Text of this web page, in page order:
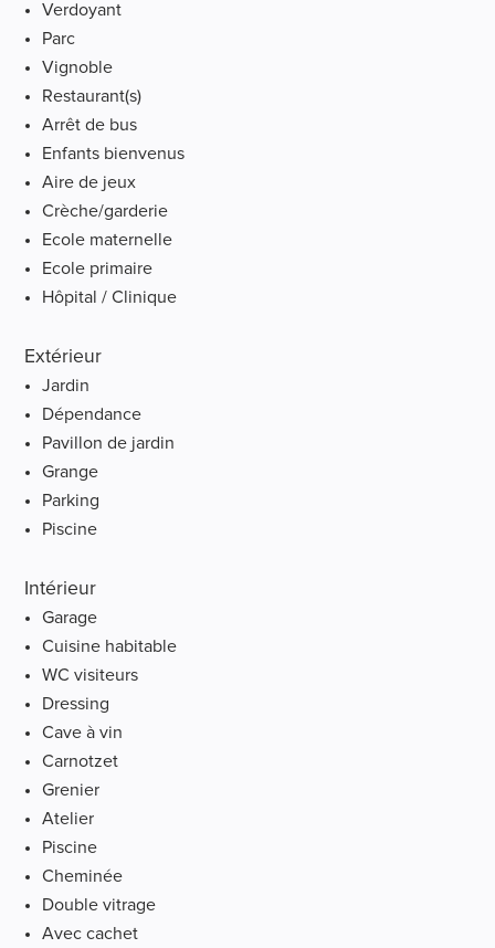
Verdoyant
Parc
Vignoble
Restaurant(s)
Arrêt de bus
Enfants bienvenus
Aire de jeux
Crèche/garderie
Ecole maternelle
Ecole primaire
Hôpital / Clinique
Extérieur
Jardin
Dépendance
Pavillon de jardin
Grange
Parking
Piscine
Intérieur
Garage
Cuisine habitable
WC visiteurs
Dressing
Cave à vin
Carnotzet
Grenier
Atelier
Piscine
Cheminée
Double vitrage
Avec cachet